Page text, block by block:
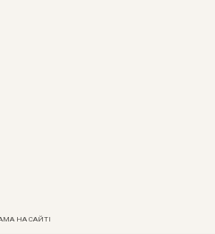
НА САЙТІ